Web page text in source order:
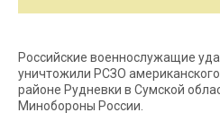
Российские военнослужащие
уничтожили РСЗО
районе Рудневки в Сумской
Минобороны России.